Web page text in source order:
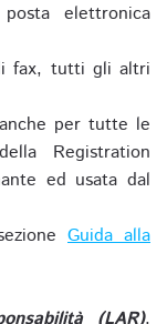
elettronica
fax, tutti gli altri
per tutte le
Registration
ed usata dal
Guida alla